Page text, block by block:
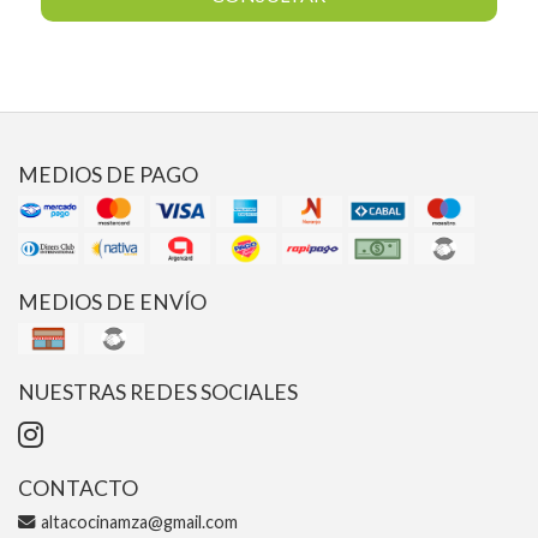
MEDIOS DE PAGO
MEDIOS DE ENVÍO
NUESTRAS REDES SOCIALES
CONTACTO
altacocinamza@gmail.com